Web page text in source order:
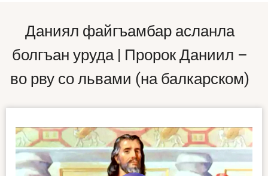
Даниял файгъамбар асланла
болгъан уруда | Пророк Даниил –
во рву со львами (на балкарском)